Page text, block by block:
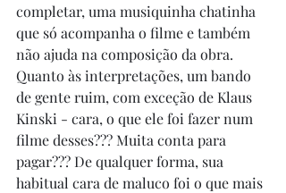
completar, uma musiquinha chatinha
que só acompanha o filme e também
não ajuda na composição da obra.
Quanto às interpretações, um bando
de gente ruim, com exceção de Klaus
Kinski - cara, o que ele foi fazer num
filme desses??? Muita conta para
pagar??? De qualquer forma, sua
habitual cara de maluco foi o que mais